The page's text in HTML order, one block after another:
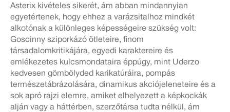
Asterix kivételes sikerét, ám abban mindannyian
egyetértenek, hogy ehhez a varázsitalhoz mindkét
alkotónak a különleges képességeire szükség volt:
Goscinny sziporkázó ötleteire, finom
társadalomkritikájára, egyedi karaktereire és
emlékezetes kulcsmondataira éppúgy, mint Uderzo
kedvesen gömbölyded karikatúráira, pompás
természetábrázolására, dinamikus akciójeleneteire és a
sok apró rajzi elemre, amiket elhelyezett a képkockák
alján vagy a háttérben, szerzőtársa tudta nélkül, ám